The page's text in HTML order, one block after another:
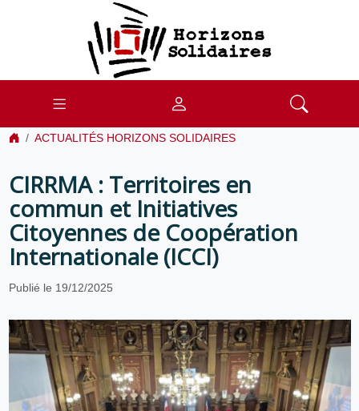
ACTUALITÉS HORIZONS SOLIDAIRES
CIRRMA : Territoires en
commun et Initiatives
Citoyennes de Coopération
Internationale (ICCI)
Publié le 19/12/2025